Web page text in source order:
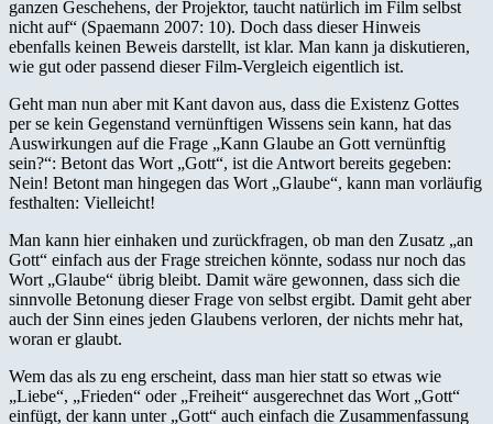
ganzen Geschehens, der Projektor, taucht natürlich im Film selbst
nicht auf“ (Spaemann 2007: 10). Doch dass dieser Hinweis
ebenfalls keinen Beweis darstellt, ist klar. Man kann ja diskutieren,
wie gut oder passend dieser Film-Vergleich eigentlich ist.
Geht man nun aber mit Kant davon aus, dass die Existenz Gottes
per se kein Gegenstand vernünftigen Wissens sein kann, hat das
Auswirkungen auf die Frage „Kann Glaube an Gott vernünftig
sein?“: Betont das Wort „Gott“, ist die Antwort bereits gegeben:
Nein! Betont man hingegen das Wort „Glaube“, kann man vorläufig
festhalten: Vielleicht!
Man kann hier einhaken und zurückfragen, ob man den Zusatz „an
Gott“ einfach aus der Frage streichen könnte, sodass nur noch das
Wort „Glaube“ übrig bleibt. Damit wäre gewonnen, dass sich die
sinnvolle Betonung dieser Frage von selbst ergibt. Damit geht aber
auch der Sinn eines jeden Glaubens verloren, der nichts mehr hat,
woran er glaubt.
Wem das als zu eng erscheint, dass man hier statt so etwas wie
„Liebe“, „Frieden“ oder „Freiheit“ ausgerechnet das Wort „Gott“
einfügt, der kann unter „Gott“ auch einfach die Zusammenfassung